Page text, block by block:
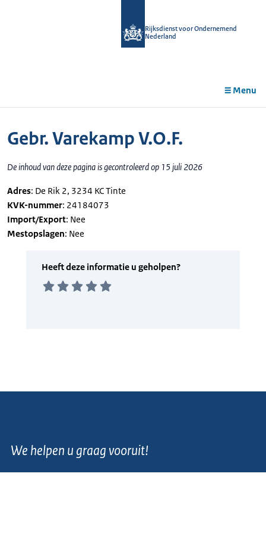
Rijksdienst voor Ondernemend
Nederland
Menu
Gebr. Varekamp V.O.F.
De inhoud van deze pagina is gecontroleerd op 15 juli 2026
Adres: De Rik 2, 3234 KC Tinte
KVK-nummer: 24184073
Import/Export: Nee
Mestopslagen: Nee
We helpen u graag vooruit!